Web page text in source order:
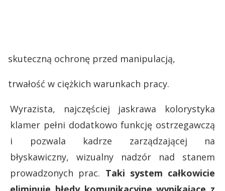
skuteczną ochronę przed manipulacją,
trwałość w ciężkich warunkach pracy.
Wyrazista, najczęściej jaskrawa kolorystyka
klamer pełni dodatkowo funkcję ostrzegawczą
i pozwala kadrze zarządzającej na
błyskawiczny, wizualny nadzór nad stanem
prowadzonych prac. Taki system całkowicie